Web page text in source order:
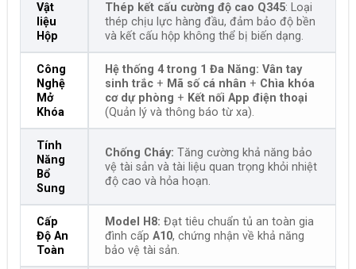
Vật
liệu
Hộp
Thép kết cấu cường độ cao Q345: Loại
thép chịu lực hàng đầu, đảm bảo độ bền
và kết cấu hộp không thể bị biến dạng.
Công
Nghệ
Mở
Khóa
Hệ thống 4 trong 1 Đa Năng: Vân tay
sinh trắc+ Mã số cá nhân + Chìa khóa
cơ dự phòng + Kết nối App điện thoại
(Quản lý và thông báo từ xa).
Tính
Năng
Bổ
Sung
Chống Cháy: Tăng cường khả năng bảo
vệ tài sản và tài liệu quan trọng khỏi nhiệt
độ cao và hỏa hoạn.
Cấp
Độ An
Toàn
Model H8: Đạt tiêu chuẩn tủ an toàn gia
đình cấp A10, chứng nhận về khả năng
bảo vệ tài sản.